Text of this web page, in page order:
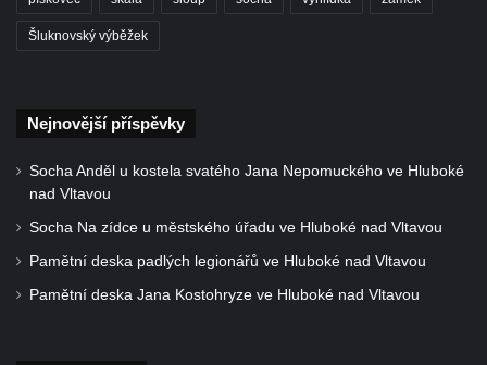
Márnice na hřbitově v Krásné u Pěnčína
Výklenková kaple naproti domu čp. 34 v
Kostel Panny Marie Pomocné s Ivanitskou
poustevnou v Teplicích nad Metují
Hřbitovní kaple/márnice na hřbitově v
Teplicích nad Metují
Kostel svatého Vavřince v Teplicích nad
Metují
Šluknovský výběžek
Nejnovější příspěvky
Socha Anděl u kostela svatého Jana Nepomuckého ve Hluboké
nad Vltavou
Socha Na zídce u městského úřadu ve Hluboké nad Vltavou
Pamětní deska padlých legionářů ve Hluboké nad Vltavou
Pamětní deska Jana Kostohryze ve Hluboké nad Vltavou